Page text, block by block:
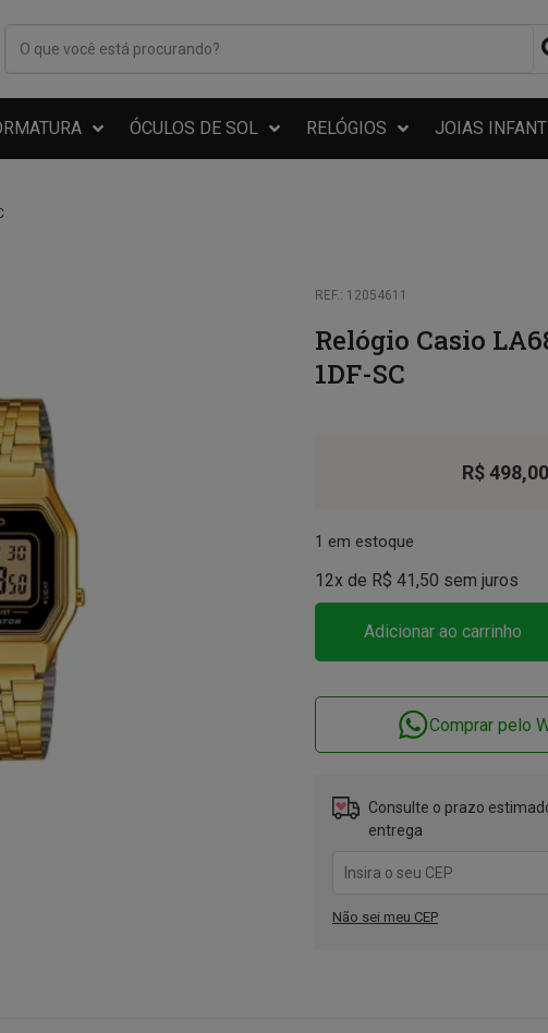
ÓCULOS DE SOL RELÓGIOS JOIAS
REF.: 12054611
Relógio Casio
1DF-SC
R$498,00
1 em estoque
12x de R$ 41,50 sem juros
Adicionar ao carrinho
Comprar pelo
Consulte o prazo
entrega
Não sei meu CEP